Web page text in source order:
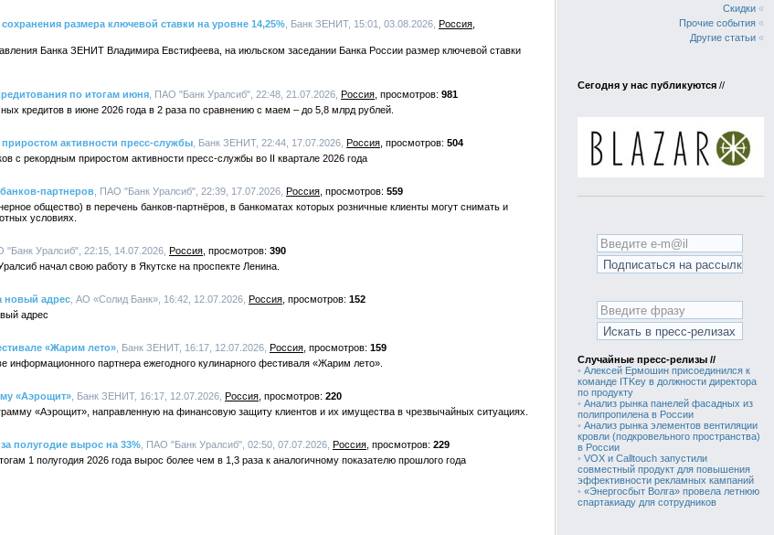
размера ключевой ставки на уровне 14,25% , Банк ЗЕНИТ, 15:01, 03.08.2026, Россия
Банка ЗЕНИТ Владимира Евстифеева, на июльском заседании Банка России размер ключевой ставки
по итогам июня , ПАО "Банк Уралсиб", 22:48, 21.07.2026, Россия
981
кредитов в июне 2026 года в 2 раза по сравнению с маем – до 5,8 млрд рублей.
активности пресс-службы , Банк ЗЕНИТ, 22:44, 17.07.2026, Россия
504
с рекордным приростом активности пресс-службы во II квартале 2026 года
партнеров , ПАО "Банк Уралсиб", 22:39, 17.07.2026, Россия
559
общество) в перечень банков-партнёров, в банкоматах которых розничные клиенты могут снимать и
условиях.
"Банк Уралсиб", 22:15, 14.07.2026, Россия
390
начал свою работу в Якутске на проспекте Ленина.
новый адрес , АО «Солид Банк», 16:42, 12.07.2026, Россия
152
адрес
«Жарим лето» , Банк ЗЕНИТ, 16:17, 12.07.2026, Россия
159
партнера ежегодного кулинарного фестиваля «Жарим лето».
«Аэрощит» , Банк ЗЕНИТ, 16:17, 12.07.2026, Россия
220
«Аэрощит», направленную на финансовую защиту клиентов и их имущества в чрезвычайных ситуациях.
полугодие вырос на 33% , ПАО "Банк Уралсиб", 02:50, 07.07.2026, Россия
229
1 полугодия 2026 года вырос более чем в 1,3 раза к аналогичному показателю прошлого года
Скидки «
Прочие события «
Другие статьи «
Сегодня у нас публикуются //
Случайные пресс-релизы //
• Алексей Ермошин присоединился к
команде ITKey в должности директора
по продукту
• Анализ рынка панелей фасадных из
полипропилена в России
• Анализ рынка элементов вентиляции
кровли (подкровельного пространства)
в России
• VOX и Calltouch запустили
совместный продукт для повышения
эффективности рекламных кампаний
• «Энергосбыт Волга» провела летнюю
спартакиаду для сотрудников